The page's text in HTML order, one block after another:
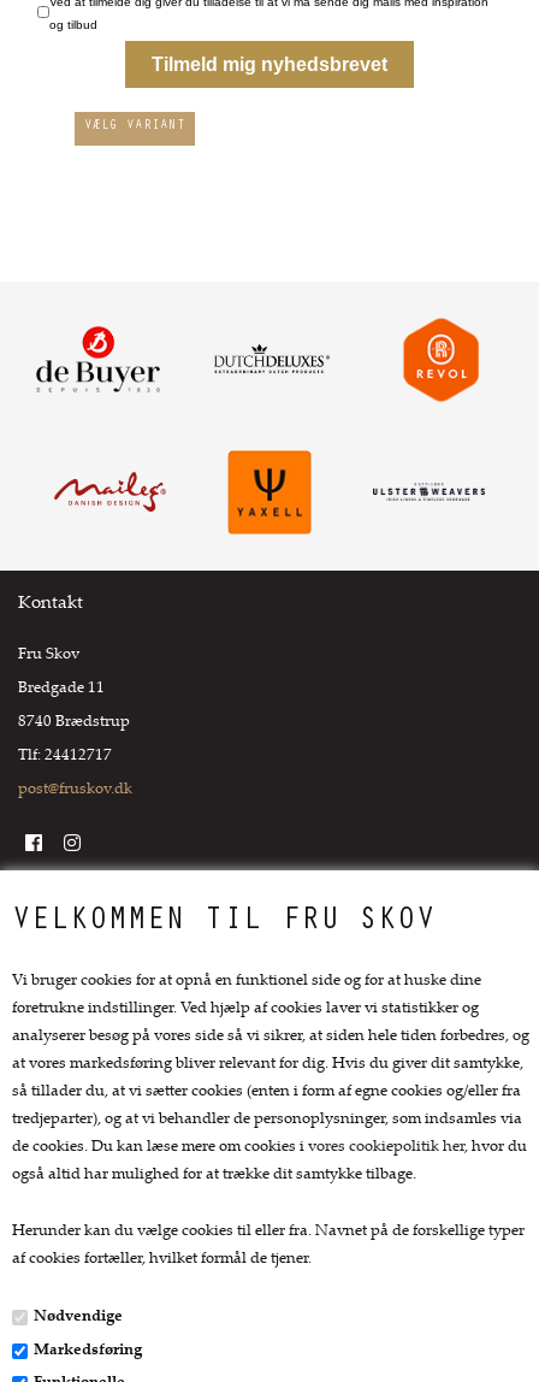
VELKOMMEN TIL FRU SKOV
Vi bruger cookies for at opnå en funktionel side og for at huske dine
foretrukne indstillinger. Ved hjælp af cookies laver vi statistikker og
analyserer besøg på vores side så vi sikrer, at siden hele tiden forbedres, og
at vores markedsføring bliver relevant for dig. Hvis du giver dit samtykke,
så tillader du, at vi sætter cookies (enten i form af egne cookies og/eller fra
tredjeparter), og at vi behandler de personoplysninger, som indsamles via
de cookies. Du kan læse mere om cookies i vores cookiepolitik her, hvor du
også altid har mulighed for at trække dit samtykke tilbage.
Herunder kan du vælge cookies til eller fra. Navnet på de forskellige typer
af cookies fortæller, hvilket formål de tjener.
Nødvendige
Markedsføring
Gavekurve i mange prisgrupper
Kontakt
Fru Skov
Bredgade 11
8740 Brædstrup
Tlf: 24412717
post@fruskov.dk
Top kategorier
Køkkenknive
Te og kaffe
Kurv
Bestil
Tilbud
Profil